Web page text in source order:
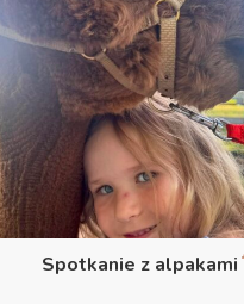
Spotkanie z alpakami